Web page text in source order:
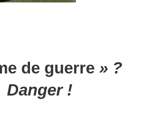
de guerre» ?
Danger !